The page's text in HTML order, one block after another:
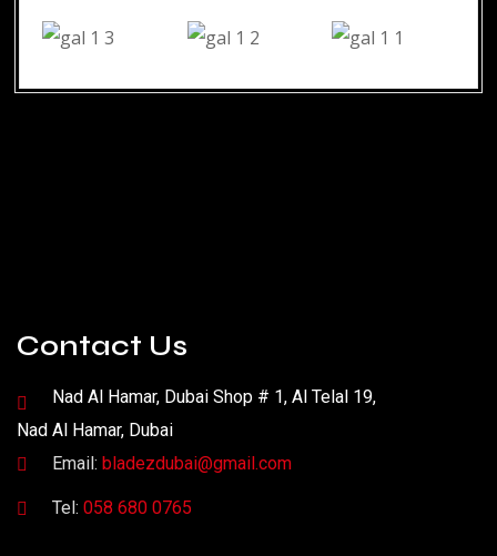
Contact Us
Nad Al Hamar, Dubai Shop # 1, Al Telal 19,
Nad Al Hamar, Dubai
Email: bladezdubai@gmail.com
Tel: 058 680 0765